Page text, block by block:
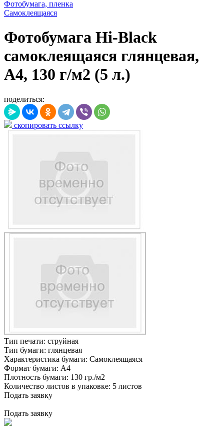
Фотобумага, пленка
Самоклеящаяся
Фотобумага Hi-Black
самоклеящаяся глянцевая,
A4, 130 г/м2 (5 л.)
поделиться:
скопировать ссылку
Тип печати: струйная
Тип бумаги: глянцевая
Характеристика бумаги: Самоклеящаяся
Формат бумаги: А4
Плотность бумаги: 130 гр./м2
Количество листов в упаковке: 5 листов
Подать заявку
Подать заявку